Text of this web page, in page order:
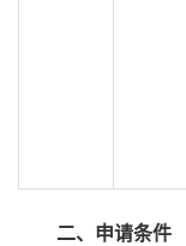
二、申请条件